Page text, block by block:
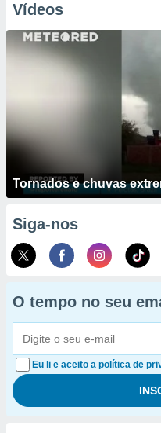
Vídeos
Tornados e chuvas
Siga-nos
O tempo no seu
Eu li e aceito a política de